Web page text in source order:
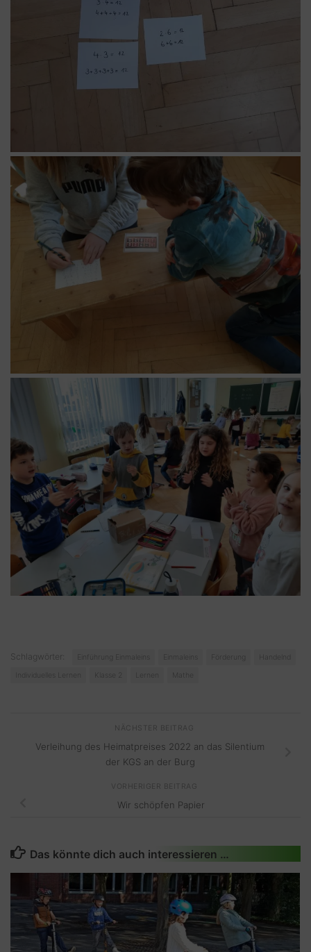
Schlagwörter: Einführung Einmaleins Einmaleins
Handelnd
Klasse 2 Mathe
Verleihung des Heimatpreises 2022 an das Silentium
der KGS an der Burg
VORHERIGER BEITRAG
Wir schöpfen Papier
Das könnte dich auch interessieren …